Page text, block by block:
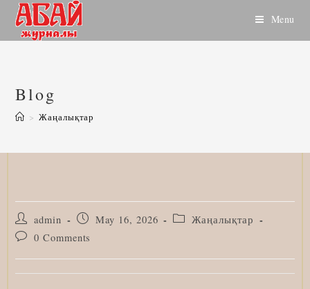
Skip
content
Menu
Blog
> Жаңалықтар
Post
author:
admin
Post
published:
May 16, 2026
Post Жаңалықтар
Post0 Comments